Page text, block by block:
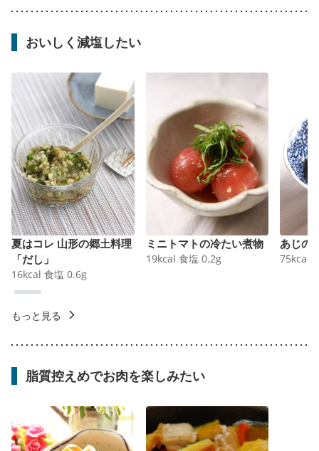
おいしく減塩したい
夏はコレ 山形の郷土料理
「だし」
16kcal 食塩 0.6g
ミニトマトの冷たい煮物
19kcal 食塩 0.2g
あじの
75kcal
もっと見る
脂質控えめでお肉を楽しみたい